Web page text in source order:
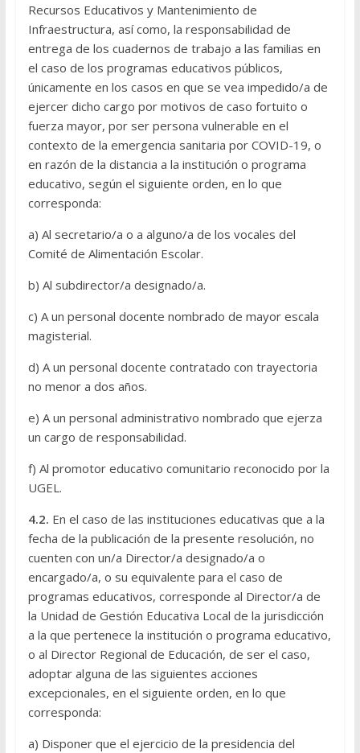
Recursos Educativos y Mantenimiento de
Infraestructura, así como, la responsabilidad de
entrega de los cuadernos de trabajo a las familias en
el caso de los programas educativos públicos,
únicamente en los casos en que se vea impedido/a de
ejercer dicho cargo por motivos de caso fortuito o
fuerza mayor, por ser persona vulnerable en el
contexto de la emergencia sanitaria por COVID-19, o
en razón de la distancia a la institución o programa
educativo, según el siguiente orden, en lo que
corresponda:
a) Al secretario/a o a alguno/a de los vocales del
Comité de Alimentación Escolar.
b) Al subdirector/a designado/a.
c) A un personal docente nombrado de mayor escala
magisterial.
d) A un personal docente contratado con trayectoria
no menor a dos años.
e) A un personal administrativo nombrado que ejerza
un cargo de responsabilidad.
f) Al promotor educativo comunitario reconocido por la
UGEL.
4.2. En el caso de las instituciones educativas que a la
fecha de la publicación de la presente resolución, no
cuenten con un/a Director/a designado/a o
encargado/a, o su equivalente para el caso de
programas educativos, corresponde al Director/a de
la Unidad de Gestión Educativa Local de la jurisdicción
a la que pertenece la institución o programa educativo,
o al Director Regional de Educación, de ser el caso,
adoptar alguna de las siguientes acciones
excepcionales, en el siguiente orden, en lo que
corresponda:
a) Disponer que el ejercicio de la presidencia del